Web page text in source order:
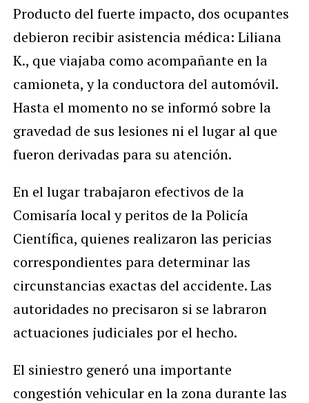
Producto del fuerte impacto, dos ocupantes
debieron recibir asistencia médica: Liliana
K., que viajaba como acompañante en la
camioneta, y la conductora del automóvil.
Hasta el momento no se informó sobre la
gravedad de sus lesiones ni el lugar al que
fueron derivadas para su atención.
En el lugar trabajaron efectivos de la
Comisaría local y peritos de la Policía
Científica, quienes realizaron las pericias
correspondientes para determinar las
circunstancias exactas del accidente. Las
autoridades no precisaron si se labraron
actuaciones judiciales por el hecho.
El siniestro generó una importante
congestión vehicular en la zona durante las